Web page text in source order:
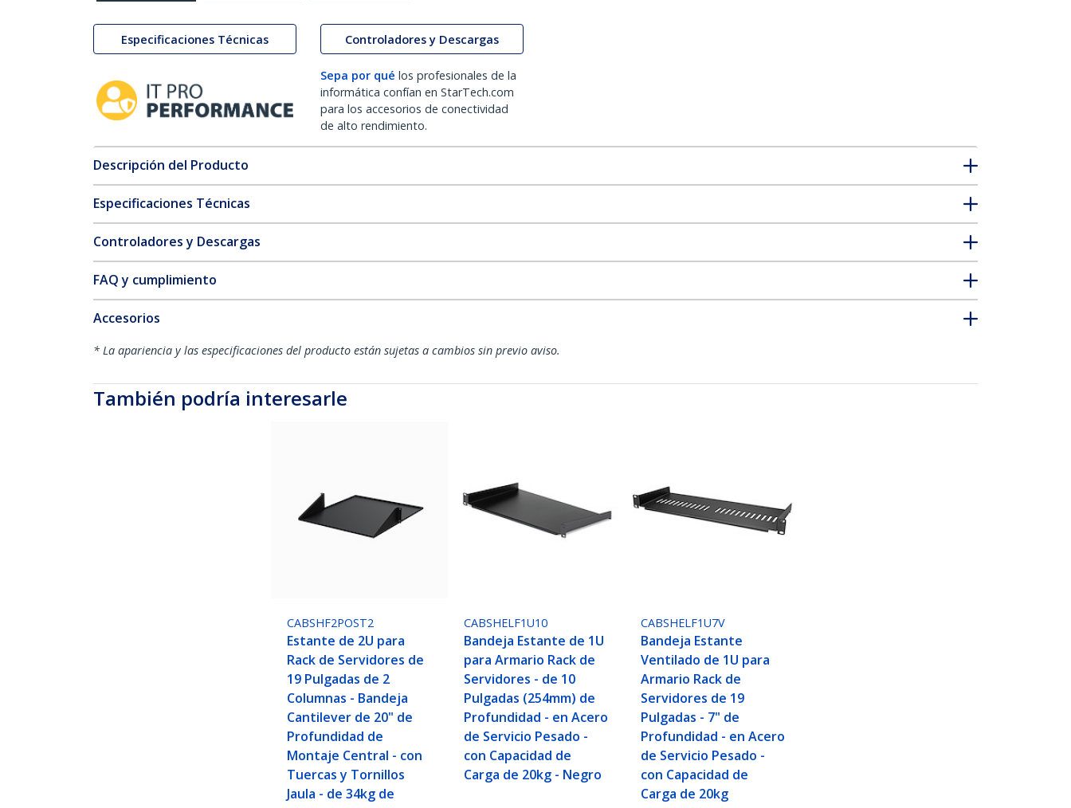
Especificaciones Técnicas Controladores y Descargas
Sepa por qué los profesionales de la
informática confían en StarTech.com
para los accesorios de conectividad
de alto rendimiento.
Descripción del Producto
Especificaciones Técnicas
Controladores y Descargas
FAQ y cumplimiento
Accesorios
* La apariencia y las especificaciones del producto están sujetas a cambios sin previo aviso.
También podría interesarle
CABSHF2POST2
Estante de 2U para
Rack de Servidores de
19 Pulgadas de 2
Columnas - Bandeja
Cantilever de 20" de
Profundidad de
Montaje Central - con
Tuercas y Tornillos
Jaula - de 34kg de
CABSHELF1U10
Bandeja Estante de 1U
para Armario Rack de
Servidores - de 10
Pulgadas (254mm) de
Profundidad - en Acero
de Servicio Pesado -
con Capacidad de
Carga de 20kg - Negro
CABSHELF1U7V
Bandeja Estante
Ventilado de 1U para
Armario Rack de
Servidores de 19
Pulgadas - 7" de
Profundidad - en Acero
de Servicio Pesado -
con Capacidad de
Carga de 20kg